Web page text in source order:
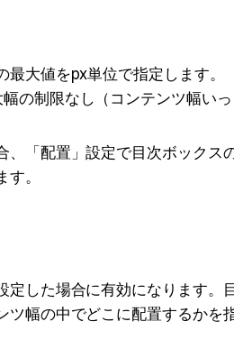
最大値をpx単位で指定します。
の制限なし（コンテンツ幅いっ
、「配置」設定で目次ボックス
。
定した場合に有効になります。
ツ幅の中でどこに配置するかを